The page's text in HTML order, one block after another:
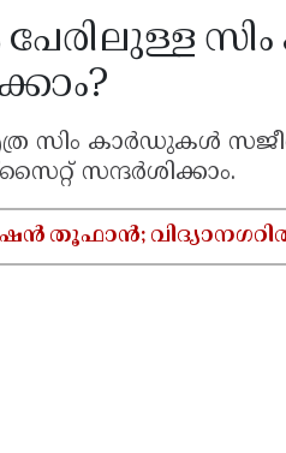
പേരിലുള്ള
സിം കാർഡുകൾ
സന്ദർശിക്കാം.
തൂഫാൻ;